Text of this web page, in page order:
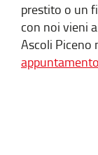
prestito o un
con noi vieni
Ascoli Piceno
appuntamento